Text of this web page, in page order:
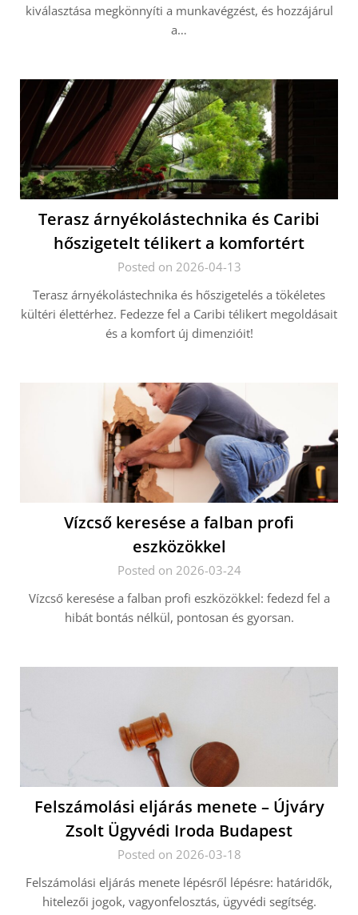
kiválasztása megkönnyíti a munkavégzést, és hozzájárul
a…
Terasz árnyékolástechnika és Caribi
hőszigetelt télikert a komfortért
Posted on 2026-04-13
Terasz árnyékolástechnika és hőszigetelés a tökéletes
kültéri élettérhez. Fedezze fel a Caribi télikert megoldásait
és a komfort új dimenzióit!
Vízcső keresése a falban profi
eszközökkel
Posted on 2026-03-24
Vízcső keresése a falban profi eszközökkel: fedezd fel a
hibát bontás nélkül, pontosan és gyorsan.
Felszámolási eljárás menete – Újváry
Zsolt Ügyvédi Iroda Budapest
Posted on 2026-03-18
Felszámolási eljárás menete lépésről lépésre: határidők,
hitelezői jogok, vagyonfelosztás, ügyvédi segítség.